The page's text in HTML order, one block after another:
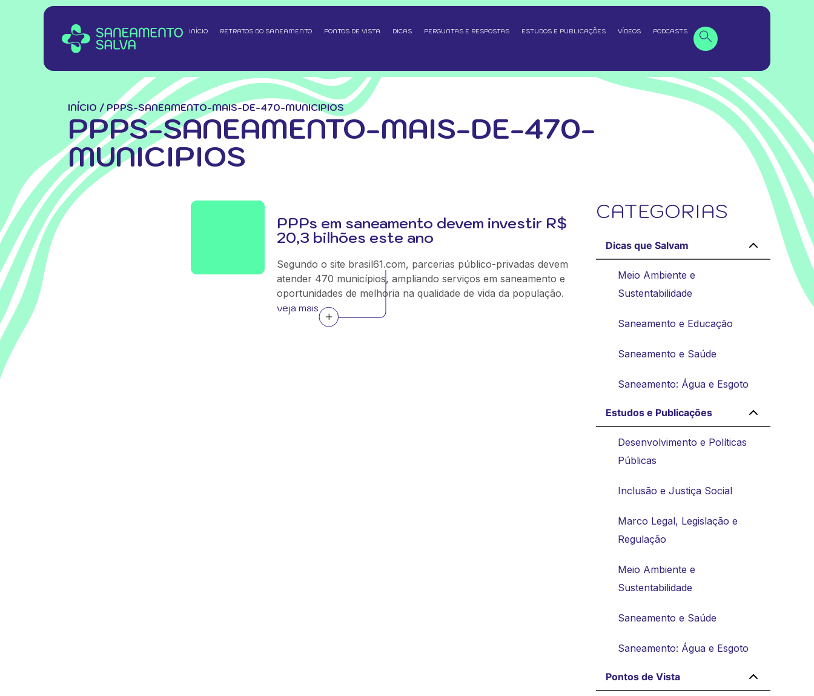
INÍCIO RETRATOS DO SANEAMENTO PONTOS DE VISTA DICAS PERGUNTAS E RESPOSTAS ESTUDOS E PUBLICAÇÕES VÍDEOS PODCASTS
INÍCIO / PPPS-SANEAMENTO-MAIS-DE-470-MUNICIPIOS
PPPS-SANEAMENTO-MAIS-DE-470-
MUNICIPIOS
PPPs em saneamento devem investir R$
20,3 bilhões este ano
Segundo o site brasil61.com, parcerias público-privadas devem
atender 470 municípios, ampliando serviços em saneamento e
oportunidades de melhoria na qualidade de vida da população.
veja mais
CATEGORIAS
Dicas que Salvam
Meio Ambiente e
Sustentabilidade
Saneamento e Educação
Saneamento e Saúde
Saneamento: Água e Esgoto
Estudos e Publicações
Desenvolvimento e Políticas
Públicas
Inclusão e Justiça Social
Marco Legal, Legislação e
Regulação
Meio Ambiente e
Sustentabilidade
Saneamento e Saúde
Saneamento: Água e Esgoto
Pontos de Vista